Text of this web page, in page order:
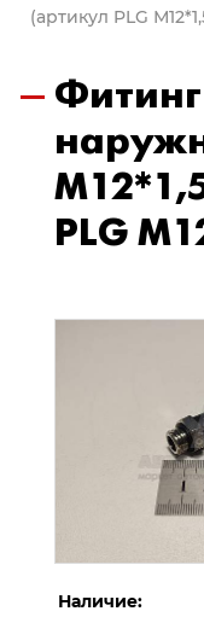
(артикул PLG
PLG
Наличие: